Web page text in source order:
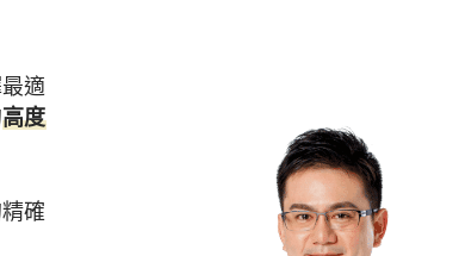
適
高度
確